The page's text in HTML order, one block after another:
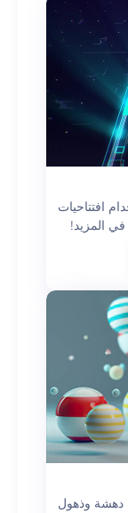
افتتاحيات
المزيد!
دهشة وذهول